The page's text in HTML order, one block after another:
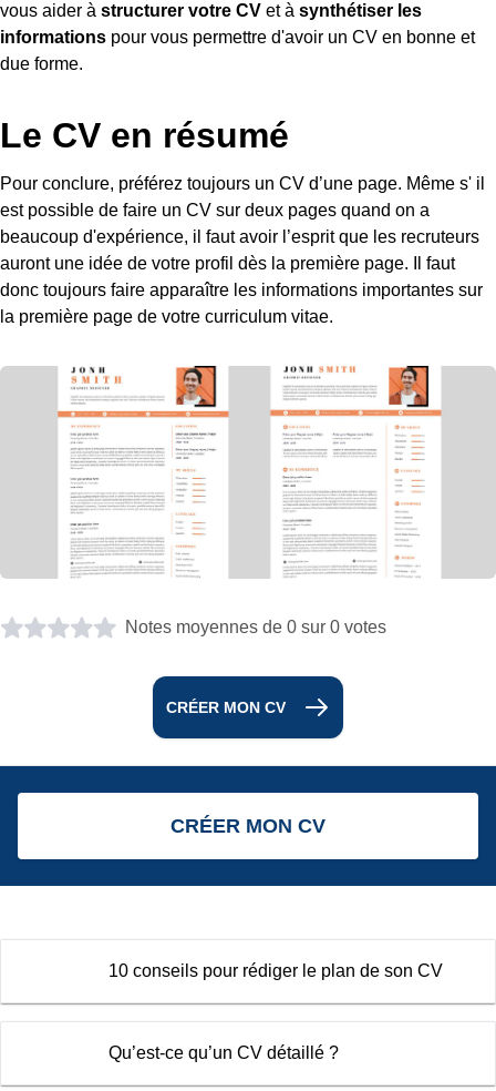
vous aider à structurer votre CV et à synthétiser les
informations pour vous permettre d'avoir un CV en bonne et
due forme.
Le CV en résumé
Pour conclure, préférez toujours un CV d’une page. Même s' il
est possible de faire un CV sur deux pages quand on a
beaucoup d'expérience, il faut avoir l’esprit que les recruteurs
auront une idée de votre profil dès la première page. Il faut
donc toujours faire apparaître les informations importantes sur
la première page de votre curriculum vitae.
Notes moyennes de 0 sur 0 votes
CRÉER MON CV
CRÉER MON CV
10 conseils pour rédiger le plan de son CV
Qu’est-ce qu’un CV détaillé ?